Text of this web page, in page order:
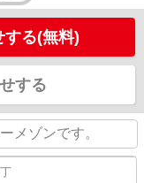
する(無料)
する
メゾンです。